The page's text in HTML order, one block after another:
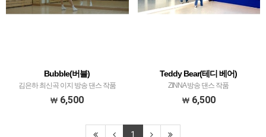
Bubble(버블)
김은하 최신곡 이지 방송 댄스 작품
6,500
Teddy Bear(테디 베어)
ZINNA 방송 댄스 작품
6,500
1